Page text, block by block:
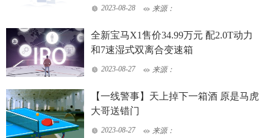
2023-08-28 来源：
全新宝马X1售价34.99万元 配2.0T动力
和7速湿式双离合变速箱
2023-08-27 来源：
【一线警事】天上掉下一箱酒 原是马虎
大哥送错门
2023-08-27 来源：